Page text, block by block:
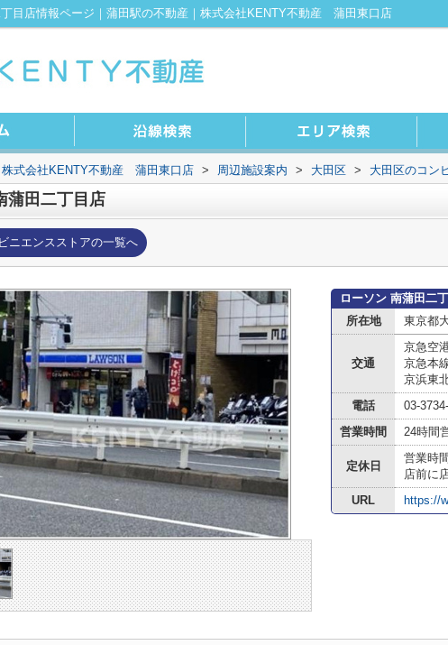
目店情報ページ｜蒲田駅の不動産｜株式会社KENTY不動産 蒲田東口店
株式会社KENTY不動産 蒲田東口店 > 周辺施設案内 > 大田区 > 大田区のコン
蒲田二丁目店
ニエンスストアの一覧へ
ローソン 南蒲田二
所在地
東京都
交通
京急空
京急本
京浜東
電話
03-
営業時間
24時間
定休日
営業時
店前に
URL
https://